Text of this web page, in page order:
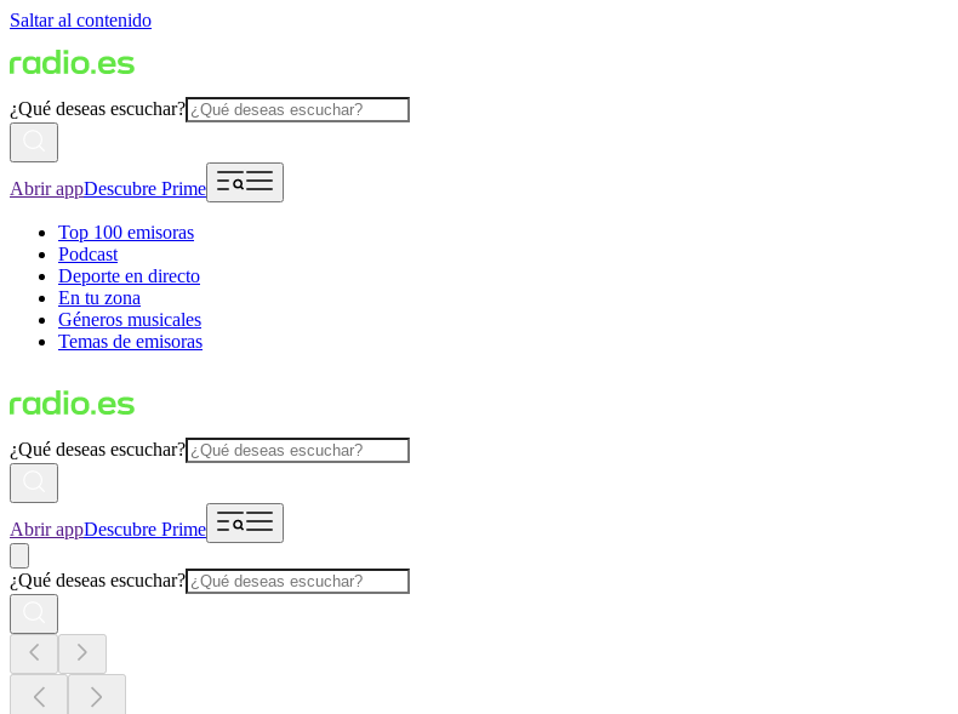
Saltar al contenido
¿Qué deseas escuchar?
Abrir appDescubre Prime
Top 100 emisoras
Podcast
Deporte en directo
En tu zona
Géneros musicales
Temas de emisoras
¿Qué deseas escuchar?
Abrir appDescubre Prime
¿Qué deseas escuchar?